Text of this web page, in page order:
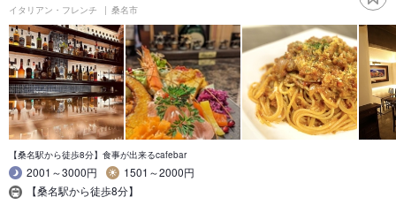
イタリアン・フレンチ 桑名市
【桑名駅から徒歩8分】食事が出来るcafebar
2001～3000円
1501～2000円
【桑名駅から徒歩8分】